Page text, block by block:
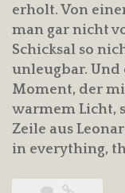
erholt. Von
man gar nicht
Schicksal so
unleugbar. Und
Moment, der
warmem Licht,
Zeile aus
in everything,